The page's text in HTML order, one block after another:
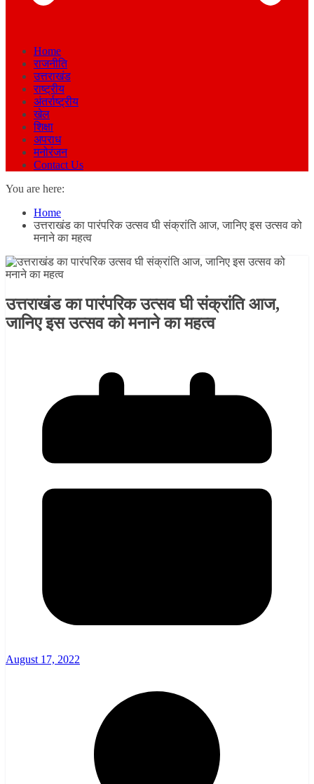
Home
राजनीति
उत्तराखंड
राष्ट्रीय
अंतर्राष्ट्रीय
खेल
शिक्षा
अपराध
मनोरंजन
Contact Us
You are here:
Home
उत्तराखंड का पारंपरिक उत्सव घी संक्रांति आज, जानिए इस उत्सव को
मनाने का महत्व
उत्तराखंड का पारंपरिक उत्सव घी संक्रांति आज,
जानिए इस उत्सव को मनाने का महत्व
August 17, 2022